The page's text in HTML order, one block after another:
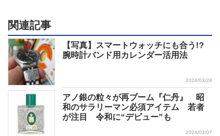
関連記事
【写真】スマートウォッチにも合う!?
腕時計バンド用カレンダー活用法
2024/03/28
アノ銀の粒々が再ブーム『仁丹』 昭
和のサラリーマン必須アイテム 若者
が注目 令和に“デビュー”も
2024/03/07